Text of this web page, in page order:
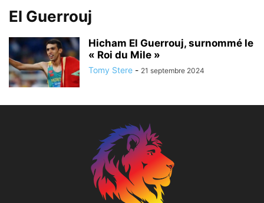
El Guerrouj
Hicham El Guerrouj, surnommé le
« Roi du Mile »
Tomy Stere - 21 septembre 2024